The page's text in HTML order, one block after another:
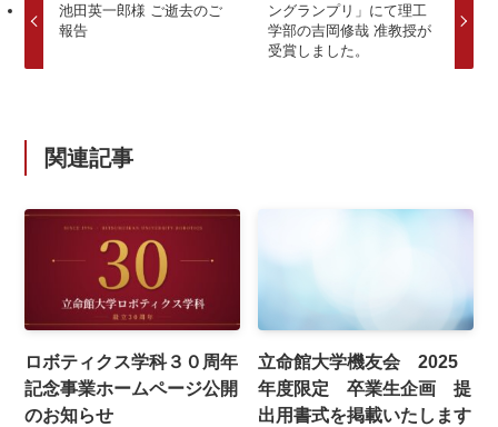
池田英一郎様 ご逝去のご
報告
ングランプリ」にて理工
学部の吉岡修哉 准教授が
受賞しました。
関連記事
ロボティクス学科３０周年
記念事業ホームページ公開
のお知らせ
立命館大学機友会 2025
年度限定 卒業生企画 提
出用書式を掲載いたします